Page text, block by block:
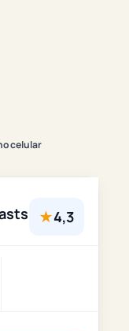
celular
★4,3